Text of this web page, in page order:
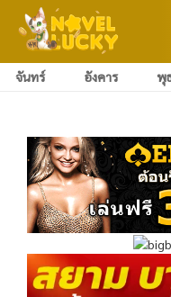
จันทร์ อังคาร พุ